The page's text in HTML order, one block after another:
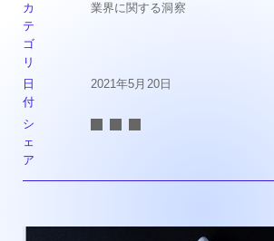
カ
テ
ゴ
リ
業界に関する洞察
日
付
2021年5月20日
シ
ェ
ア